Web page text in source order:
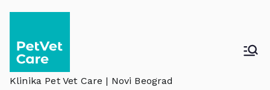
Klinika Pet Vet Care | Novi Beograd